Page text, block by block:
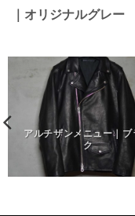
｜オリジナルグレー
アルチザンメニュー｜ブ
ク